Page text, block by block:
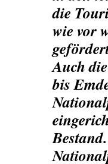
die
wie vor
Auch
bis